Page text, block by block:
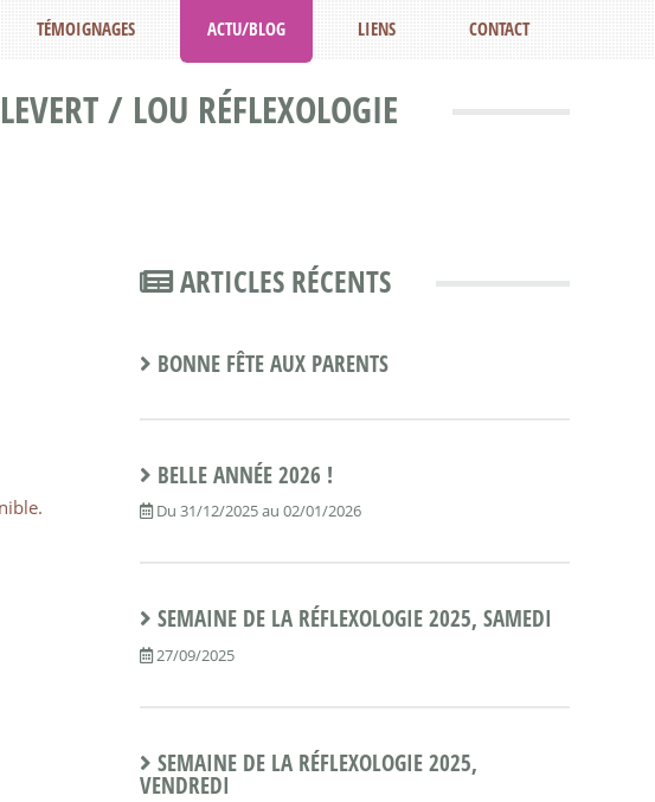
/ LOU RÉFLEXOLOGIE
TÉMOIGNAGES ACTU/BLOG LIENS CONTACT
ARTICLES RÉCENTS
BONNE FÊTE AUX PARENTS
BELLE ANNÉE 2026 !
Du 31/12/2025 au 02/01/2026
SEMAINE DE LA RÉFLEXOLOGIE 2025, SAMEDI
27/09/2025
SEMAINE DE LA RÉFLEXOLOGIE 2025,
VENDREDI